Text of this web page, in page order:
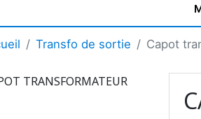
COFFRET
TUBES
COFFRET
LCC
DE SORTIE DE
TRANSFORMATEUR
TYPE PUSH PULL
STÉRÉO
LECTEURS CD PRÉAMPLI AVEC TUNER
Transfo de sortie Capot
TRANSFORMATEUR